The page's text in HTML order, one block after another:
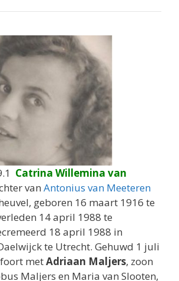
Catrina Willemina van
van Antonius van Meeteren
geboren 16 maart 1916 te
14 april 1988 te
18 april 1988 in
te Utrecht. Gehuwd 1 juli
metAdriaan Maljers, zoon
Maljers en Maria van Slooten,